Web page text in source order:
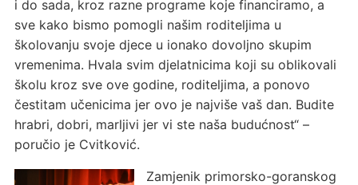
i do sada, kroz razne programe koje financiramo, a
sve kako bismo pomogli našim roditeljima u
školovanju svoje djece u ionako dovoljno skupim
vremenima. Hvala svim djelatnicima koji su oblikovali
školu kroz sve ove godine, roditeljima, a ponovo
čestitam učenicima jer ovo je najviše vaš dan. Budite
hrabri, dobri, marljivi jer vi ste naša budućnost“ –
poručio je Cvitković.
Zamjenik primorsko-goranskog